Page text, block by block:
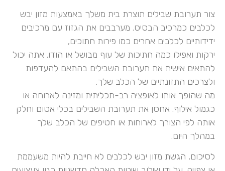
צור תערובת שבילים תוצרת בית משלך באמצעות מזון יבש
לכלבים כמרכיב הבסיס. מערבבים את הגזוז עם מרכיבים
ידידותיים לכלבים אחרים כמו פירות חתוכים,
ירקות ואפילו כמה חתיכות של עוף מבושל או הודו. אתה יכול
להתאים אישית את תערובת השבילים בהתאם להעדפות
ולצרכים התזונתיים של הכלב שלך,
מה שהופך אותו לאופציה רב-תכליתית ומזינה לארוחה או
כגמול אילוף. אחסן את תערובת השבילים בכלי אטום וחלק
אותה לפי הצורך לארוחות או חטיפים של הכלב שלך
במהלך היום.
לסיכום, הגשת מזון יבש לכלבים לא חייבת להיות משעממת